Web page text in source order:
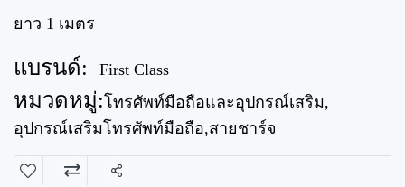
ยาว 1 เมตร
แบรนด์: First Class
หมวดหมู่:โทรศัพท์มือถือและอุปกรณ์เสริม,
อุปกรณ์เสริมโทรศัพท์มือถือ,สายชาร์จ
แชร์